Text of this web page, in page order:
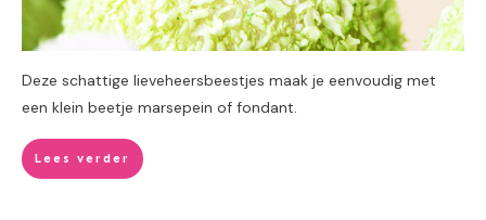
Deze schattige lieveheersbeestjes maak je eenvoudig met
een klein beetje marsepein of fondant.
Lees verder